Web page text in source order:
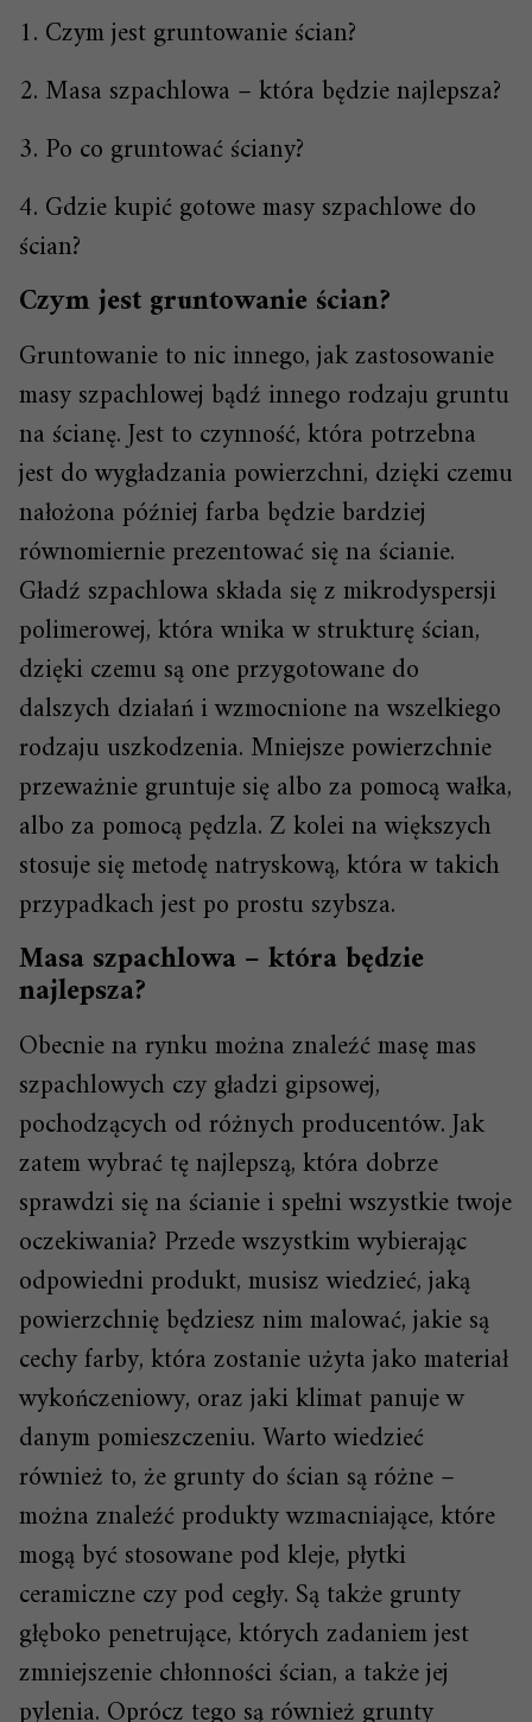
1. Czym jest gruntowanie ścian?
2. Masa szpachlowa – która będzie najlepsza?
3. Po co gruntować ściany?
4. Gdzie kupić gotowe masy szpachlowe do
ścian?
Czym jest gruntowanie ścian?
Gruntowanie to nic innego, jak zastosowanie
masy szpachlowej bądź innego rodzaju gruntu
na ścianę. Jest to czynność, która potrzebna
jest do wygładzania powierzchni, dzięki czemu
nałożona później farba będzie bardziej
równomiernie prezentować się na ścianie.
Gładź szpachlowa składa się z mikrodyspersji
polimerowej, która wnika w strukturę ścian,
dzięki czemu są one przygotowane do
dalszych działań i wzmocnione na wszelkiego
rodzaju uszkodzenia. Mniejsze powierzchnie
przeważnie gruntuje się albo za pomocą wałka,
albo za pomocą pędzla. Z kolei na większych
stosuje się metodę natryskową, która w takich
przypadkach jest po prostu szybsza.
Masa szpachlowa – która będzie
najlepsza?
Obecnie na rynku można znaleźć masę mas
szpachlowych czy gładzi gipsowej,
pochodzących od różnych producentów. Jak
zatem wybrać tę najlepszą, która dobrze
sprawdzi się na ścianie i spełni wszystkie twoje
oczekiwania? Przede wszystkim wybierając
odpowiedni produkt, musisz wiedzieć, jaką
powierzchnię będziesz nim malować, jakie są
cechy farby, która zostanie użyta jako materiał
wykończeniowy, oraz jaki klimat panuje w
danym pomieszczeniu. Warto wiedzieć
również to, że grunty do ścian są różne –
można znaleźć produkty wzmacniające, które
mogą być stosowane pod kleje, płytki
ceramiczne czy pod cegły. Są także grunty
głęboko penetrujące, których zadaniem jest
zmniejszenie chłonności ścian, a także jej